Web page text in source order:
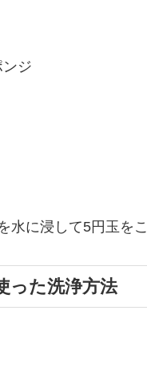
ンジ
水に浸して5円玉を
った洗浄方法